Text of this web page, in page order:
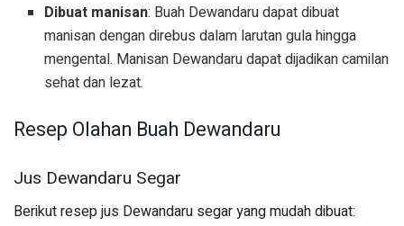
Dibuat manisan: Buah Dewandaru dapat dibuat
manisan dengan direbus dalam larutan gula hingga
mengental. Manisan Dewandaru dapat dijadikan camilan
sehat dan lezat.
Resep Olahan Buah Dewandaru
Jus Dewandaru Segar
Berikut resep jus Dewandaru segar yang mudah dibuat: